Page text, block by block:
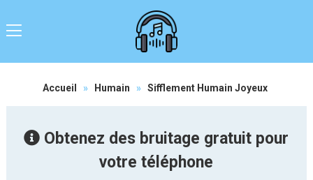
Accueil » Humain » Sifflement Humain Joyeux
Obtenez des bruitage gratuit pour
votre téléphone